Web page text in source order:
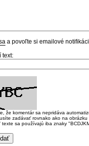
a povoľte si emailové
text:
že komentár sa nepridáva
zadávať rovnako ako na
texte sa používajú iba znaky